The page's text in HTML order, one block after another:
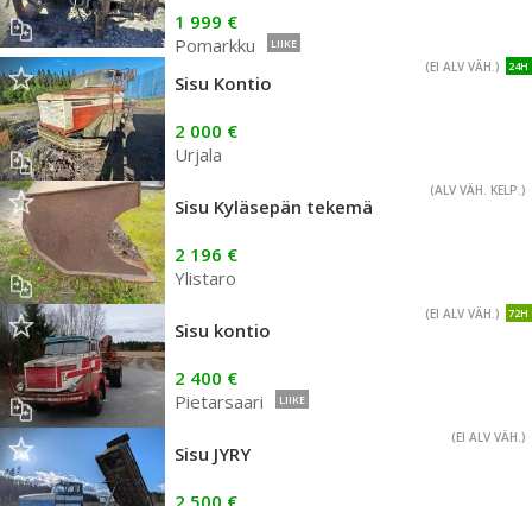
1 999 €
Pomarkku
LIIKE
24H
(EI ALV VÄH.)
Sisu Kontio
2 000 €
Urjala
(ALV VÄH. KELP.)
Sisu Kyläsepän tekemä
2 196 €
Ylistaro
72H
(EI ALV VÄH.)
Sisu kontio
2 400 €
Pietarsaari
LIIKE
(EI ALV VÄH.)
Sisu JYRY
2 500 €